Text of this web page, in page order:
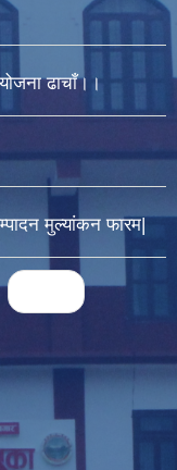
ढाचाँ।।
मुल्यांकन फारम|